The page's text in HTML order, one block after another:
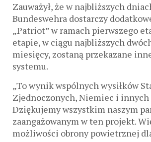
Zauważył, że w najbliższych
Bundeswehra dostarczy
„Patriot” w ramach pierwszego
etapie, w ciągu najbliższych
miesięcy, zostaną przekazane
systemu.
„To wynik wspólnych wysiłków
Zjednoczonych, Niemiec i innych
Dziękujemy wszystkim naszym
zaangażowanym w ten projekt.
możliwości obrony powietrznej